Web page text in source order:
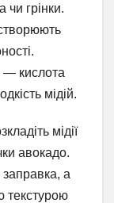
чи грінки.
— кислота
мідій.
мідії
авокадо.
а
текстурою